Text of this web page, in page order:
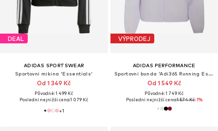
DEAL
ADIDAS SPORTSWEAR
Sportovní mikina 'Essentials'
Od 1 349 Kč
Původně: 1 499 Kč
Poslední nejnižší cena:1 079 Kč
+1
VÝPRODEJ
ADIDAS PERFORMANCE
Sportovní bunda 'Adi365 Running Essentials'
Od 1 549 Kč
Původně: 1 749 Kč
Poslední nejnižší cena:1 574 Kč-1%